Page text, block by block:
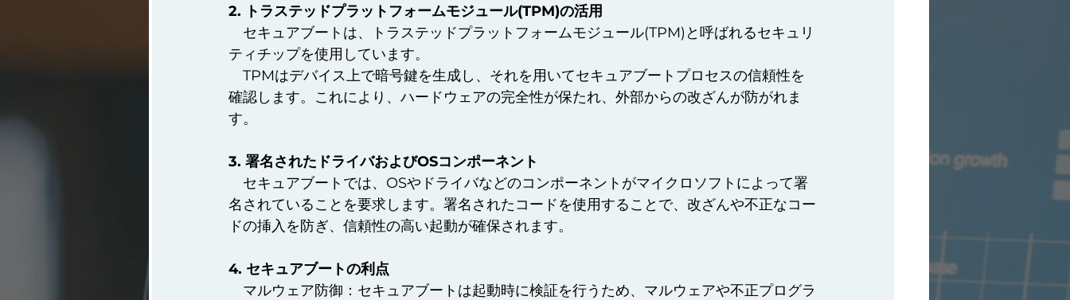
2. トラステッドプラットフォームモジュール(TPM)の活用
セキュアブートは、トラステッドプラットフォームモジュール(TPM)と呼ばれるセキュリ
ティチップを使用しています。
TPMはデバイス上で暗号鍵を生成し、それを用いてセキュアブートプロセスの信頼性を
確認します。これにより、ハードウェアの完全性が保たれ、外部からの改ざんが防がれま
す。
3. 署名されたドライバおよびOSコンポーネント
セキュアブートでは、OSやドライバなどのコンポーネントがマイクロソフトによって署
名されていることを要求します。署名されたコードを使用することで、改ざんや不正なコー
ドの挿入を防ぎ、信頼性の高い起動が確保されます。
4. セキュアブートの利点
マルウェア防御：セキュアブートは起動時に検証を行うため、マルウェアや不正プログラ